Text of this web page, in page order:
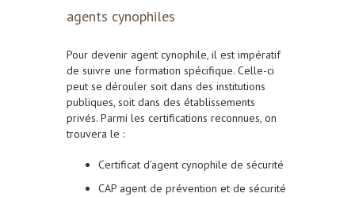
agents cynophiles
Pour devenir agent cynophile, il est impératif
de suivre une formation spécifique. Celle-ci
peut se dérouler soit dans des institutions
publiques, soit dans des établissements
privés. Parmi les certifications reconnues, on
trouvera le :
Certificat d’agent cynophile de sécurité
CAP agent de prévention et de sécurité